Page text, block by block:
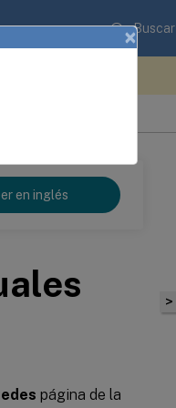
Buscar
en inglés
página de la
>
×